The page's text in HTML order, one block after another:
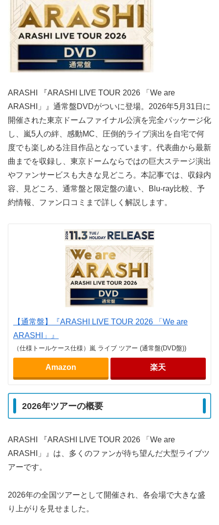
ARASHI
『ARASHI LIVE TOUR 2026 「We are
ARASHI」』通常盤DVDがついに登場。2026年5月31日に
開催された東京ドームファイナル公演を完全パッケージ化
し、嵐5人の絆、感動MC、圧倒的ライブ演出を自宅で何
度でも楽しめる注目作品となっています。代表曲から最新
曲までを収録し、東京ドームならではの巨大ステージ演出
やファンサービスも大きな見どころ。本記事では、収録内
容、見どころ、通常盤と限定盤の違い、Blu-ray比較、予
約情報、ファン口コミまで詳しく解説します。
【通常盤】『ARASHI LIVE TOUR 2026 「We are
ARASHI」』
（仕様トールケース仕様）嵐 ライブ ツアー (通常盤(DVD盤))
Amazon 楽天
2026年ツアーの概要
ARASHI 『ARASHI LIVE TOUR 2026 「We are
ARASHI」』は、多くのファンが待ち望んだ大型ライブツ
アーです。
2026年の全国ツアーとして開催され、各会場で大きな盛
り上がりを見せました。